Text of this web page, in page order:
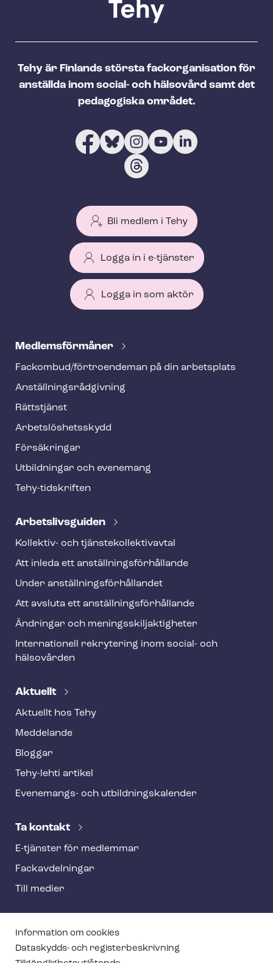
Tehy är Finlands största fackorganisation för
anställda inom social- och hälsovård samt det
pedagogiska området.
Bli medlem i Tehy
Logga in i e-tjänster
Logga in som aktör
e
f
o
o
t
e
Med­lems­för­må­ner
Fackombud/förtroendeman på din arbetsplats
An­ställ­nings­råd­giv­ning
Rättstjänst
Ar­bets­lös­hets­skydd
Försäkringar
Utbildningar och evenemang
Tehy-​tidskriften
Ar­bets­livs­gui­den
Kollektiv- och tjäns­te­kol­lek­tivav­tal
Att inleda ett an­ställ­nings­för­hål­lan­de
Under an­ställ­nings­för­hål­lan­det
Att avsluta ett an­ställ­nings­för­hål­lan­de
Ändringar och me­nings­skilj­ak­tig­he­ter
Internationell rekrytering inom social- och
hälsovården
Aktuellt
Aktuellt hos Tehy
Meddelande
Bloggar
Tehy-lehti artikel
Evenemangs- och ut­bild­nings­ka­len­der
Ta kontakt
E-tjänster för medlemmar
Fackav­del­ning­ar
Till medier
T
e
Information om cookies
Dataskydds- och re­gis­ter­be­skriv­ning